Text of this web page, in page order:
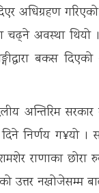
अधिग्रहण
चढ्ने अवस्था
बकस
अन्तिरिम
निर्णय ग¥यो ।
राणाका
उत्तर नखोजेसम्म